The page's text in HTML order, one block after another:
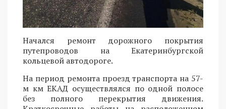
Начался ремонт дорожного покрытия
путепроводов на Екатеринбургской
кольцевой автодороге.
На период ремонта проезд транспорта на 57-
м км ЕКАД осуществлялся по одной полосе
без полного перекрытия движения.